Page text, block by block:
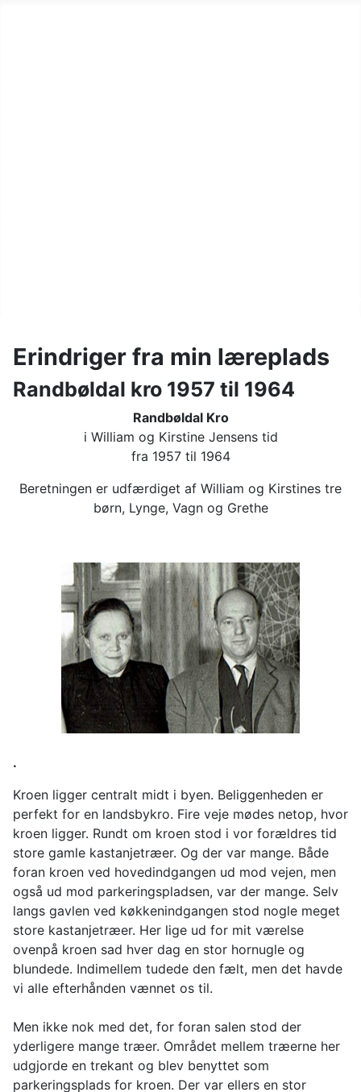
Erindriger fra min læreplads
Randbøldal kro 1957 til 1964
Randbøldal Kro
i William og Kirstine Jensens tid
fra 1957 til 1964
Beretningen er udfærdiget af William og Kirstines tre
børn, Lynge, Vagn og Grethe
.
Kroen ligger centralt midt i byen. Beliggenheden er
perfekt for en landsbykro. Fire veje mødes netop, hvor
kroen ligger. Rundt om kroen stod i vor forældres tid
store gamle kastanjetræer. Og der var mange. Både
foran kroen ved hovedindgangen ud mod vejen, men
også ud mod parkeringspladsen, var der mange. Selv
langs gavlen ved køkkenindgangen stod nogle meget
store kastanjetræer. Her lige ud for mit værelse
ovenpå kroen sad hver dag en stor hornugle og
blundede. Indimellem tudede den fælt, men det havde
vi alle efterhånden vænnet os til.
Men ikke nok med det, for foran salen stod der
yderligere mange træer. Området mellem træerne her
udgjorde en trekant og blev benyttet som
parkeringsplads for kroen. Der var ellers en stor